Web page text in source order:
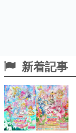
新着記事